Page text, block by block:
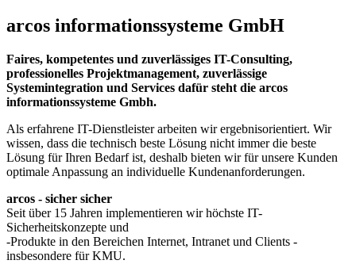
arcos informationssysteme GmbH
Faires, kompetentes und zuverlässiges IT-Consulting,
professionelles Projektmanagement, zuverlässige
Systemintegration und Services dafür steht die arcos
informationssysteme Gmbh.
Als erfahrene IT-Dienstleister arbeiten wir ergebnisorientiert. Wir
wissen, dass die technisch beste Lösung nicht immer die beste
Lösung für Ihren Bedarf ist, deshalb bieten wir für unsere Kunden
optimale Anpassung an individuelle Kundenanforderungen.
arcos - sicher sicher
Seit über 15 Jahren implementieren wir höchste IT-
Sicherheitskonzepte und
-Produkte in den Bereichen Internet, Intranet und Clients -
insbesondere für KMU.